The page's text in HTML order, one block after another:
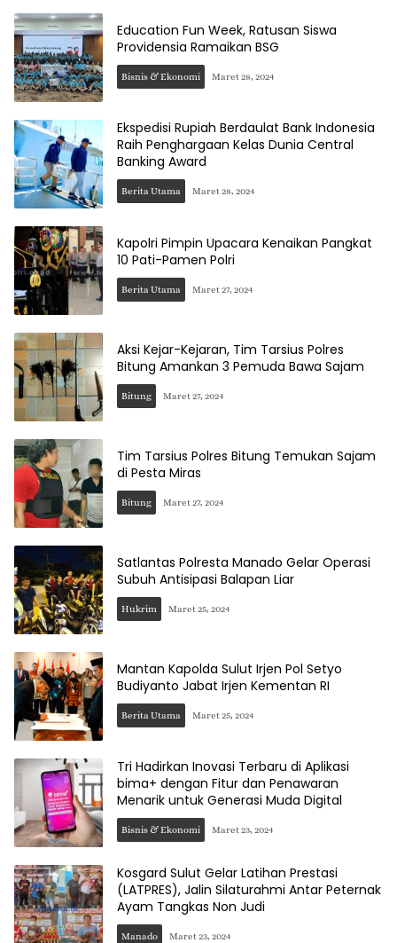
SUDARA.ID
Education Fun Week, Ratusan Siswa
Providensia Ramaikan BSG
Bisnis & Ekonomi Maret 28, 2024
Ekspedisi Rupiah Berdaulat Bank Indonesia
Raih Penghargaan Kelas Dunia Central
Banking Award
Berita Utama Maret 28, 2024
Kapolri Pimpin Upacara Kenaikan Pangkat
10 Pati-Pamen Polri
Berita Utama Maret 27, 2024
Aksi Kejar-Kejaran, Tim Tarsius Polres
Bitung Amankan 3 Pemuda Bawa Sajam
Bitung Maret 27, 2024
Tim Tarsius Polres Bitung Temukan Sajam
di Pesta Miras
Bitung Maret 27, 2024
Satlantas Polresta Manado Gelar Operasi
Subuh Antisipasi Balapan Liar
Hukrim Maret 25, 2024
Mantan Kapolda Sulut Irjen Pol Setyo
Budiyanto Jabat Irjen Kementan RI
Berita Utama Maret 25, 2024
Tri Hadirkan Inovasi Terbaru di Aplikasi
bima+ dengan Fitur dan Penawaran
Menarik untuk Generasi Muda Digital
Bisnis & Ekonomi Maret 23, 2024
Kosgard Sulut Gelar Latihan Prestasi
(LATPRES), Jalin Silaturahmi Antar Peternak
Ayam Tangkas Non Judi
Manado Maret 23, 2024